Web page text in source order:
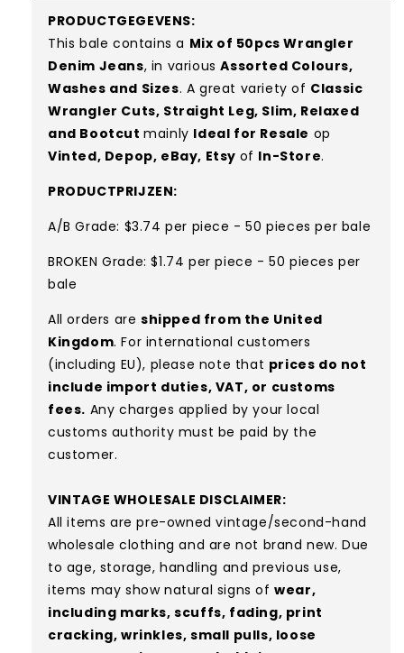
PRODUCTGEGEVENS:
This bale contains a Mix of 50pcs Wrangler
Denim Jeans, in variousAssorted Colours,
Washes and Sizes. A great variety of Classic
Wrangler Cuts, Straight Leg, Slim, Relaxed
and Bootcutmainly Ideal for Resale op
Vinted, Depop, eBay, Etsy of In-Store.
PRODUCTPRIJZEN:
A/B Grade: $3.74 per piece - 50 pieces per bale
BROKEN Grade: $1.74 per piece - 50 pieces per
bale
All orders are shipped from the United
Kingdom. For international customers
(including EU), please note that prices do not
include import duties, VAT, or customs
fees. Any charges applied by your local
customs authority must be paid by the
customer.
VINTAGE WHOLESALE DISCLAIMER:
All items are pre-owned vintage/second-hand
wholesale clothing and are not brand new. Due
to age, storage, handling and previous use,
items may show natural signs ofwear,
including marks, scuffs, fading, print
cracking, wrinkles, small pulls, loose